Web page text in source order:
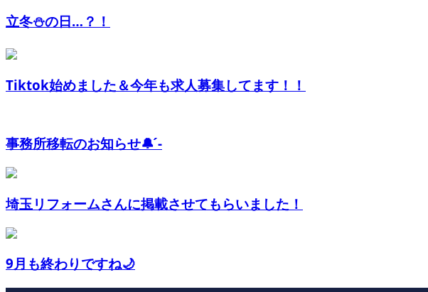
立冬⛄️の日…？！
Tiktok始めました＆今年も求人募集してます！！
事務所移転のお知らせ🔔 ́-
埼玉リフォームさんに掲載させてもらいました！
9月も終わりですね🌙